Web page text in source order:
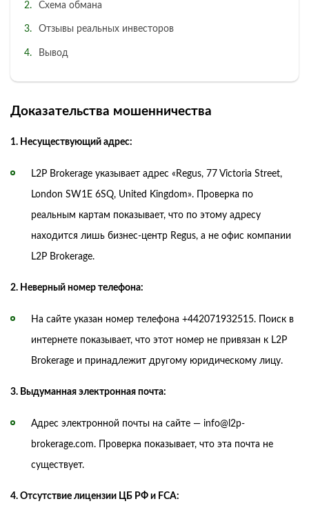
Схема обмана
Отзывы реальных инвесторов
Вывод
Доказательства мошенничества
1. Несуществующий адрес:
L2P Brokerage указывает адрес «Regus, 77 Victoria Street,
London SW1E 6SQ, United Kingdom». Проверка по
реальным картам показывает, что по этому адресу
находится лишь бизнес-центр Regus, а не офис компании
L2P Brokerage.
2. Неверный номер телефона:
На сайте указан номер телефона +442071932515. Поиск в
интернете показывает, что этот номер не привязан к L2P
Brokerage и принадлежит другому юридическому лицу.
3. Выдуманная электронная почта:
Адрес электронной почты на сайте — info@l2p-
brokerage.com. Проверка показывает, что эта почта не
существует.
4. Отсутствие лицензии ЦБ РФ и FCA: